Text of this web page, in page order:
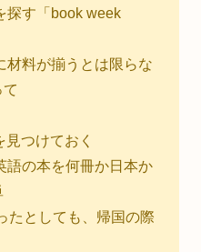
探す「book week
料が揃うとは限らな
つけておく
の本を何冊か日本か
たとしても、帰国の際